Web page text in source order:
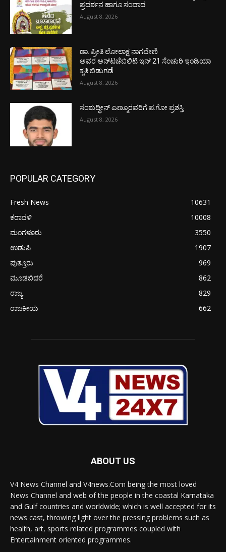
ಪ್ರದರ್ಶನ ಹಾಗೂ ಸಂವಾದ
August 8, 2026
ಡಾ. ಪ್ರೀತಿ ಲೋಲಾಕ್ಷ ನಾಗವೇಣಿ
ಅವರ ಅನ್‌ಟಚೆಬಿಲಿಟಿ ಇನ್ 21 ಸೆಂಚುರಿ ಇಂಡಿಯಾ
ಕೃತಿ ಬಿಡುಗಡೆ
August 8, 2026
ಸಂಶುದ್ಧೀನ್ ಎಣ್ಮೂರವರಿಗೆ ಪ.ಗೋ ಪ್ರಶಸ್ತಿ
August 8, 2026
POPULAR CATEGORY
Fresh News
10631
ಕರಾವಳಿ
10008
ಮಂಗಳೂರು
3550
ಉಡುಪಿ
1907
ಪುತ್ತೂರು
969
ಮೂಡಬಿದರೆ
862
ರಾಜ್ಯ
829
ರಾಜಕೀಯ
662
ABOUT US
V4 News Channel and V4news.Com being the most loved
News Channel and web of the people in the coastal Karnataka
and Gulf countries and worldwide; which is well accepted for its
news cast, throwing light over the pressing problems such as
health, art, sports related programmes coupled with
Entertainment oriented programmes.